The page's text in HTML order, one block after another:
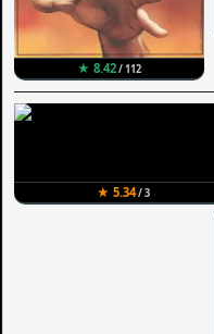
★ 8.42/ 112
★ 5.34/ 3